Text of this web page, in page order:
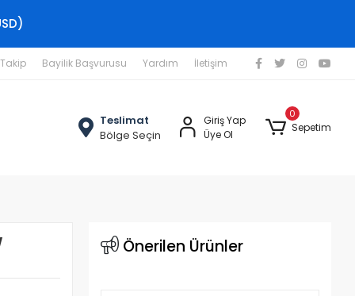
Bayilik Başvurusu Yardım İletişim
Teslimat
Bölge Seçin
Giriş Yap
Üye Ol
0
Sepetim
Önerilen Ürünler